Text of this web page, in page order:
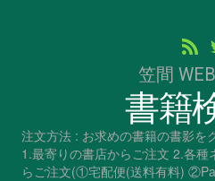
笠間
書籍
注文方法 : お求めの書籍の書影を
1.最寄りの書店からご注文 2.各
らご注文(①宅配便(送料有料)